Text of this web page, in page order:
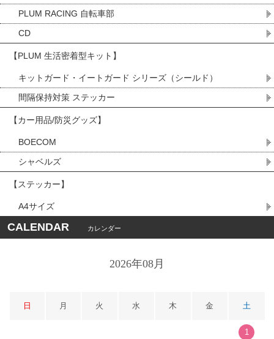
PLUM RACING 自転車部
CD
【PLUM 生活密着型キット】
キットガード・イートガード シリーズ（シールド）
間隔保持対策 ステッカー
【カー用品/防災グッズ】
BOECOM
シャベルズ
【ステッカー】
A4サイズ
CALENDAR カレンダー
2026年08月
日 月 火 水 木 金 土
1